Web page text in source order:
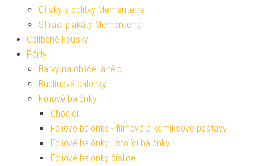
Otisky a odlitky Mementerra
Stírací plakáty Mementerra
Oblíbené kousky
Párty
Barvy na obličej a tělo
Bublinové balónky
Fóliové balónky
Chodící
Fóliové balónky - filmové a komiksové postavy
Fóliové balónky - stojící balónky
Fóliové balónky číslice